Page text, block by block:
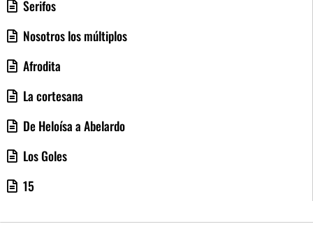
Serifos
Nosotros los múltiplos
Afrodita
La cortesana
De Heloísa a Abelardo
Los Goles
15